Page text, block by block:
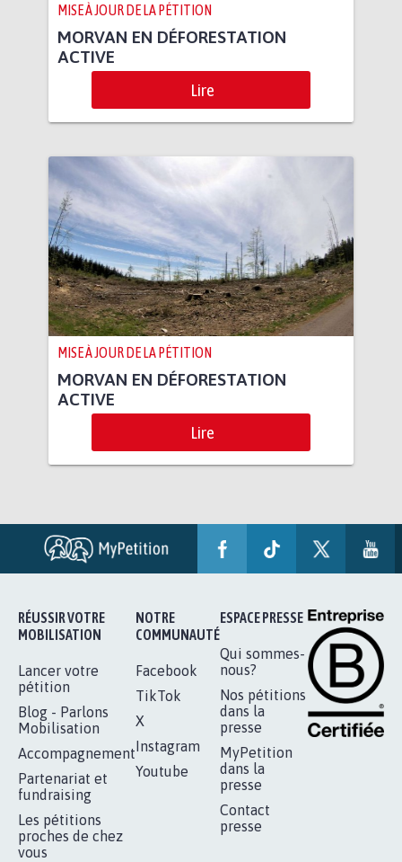
MISE À JOUR DE LA PÉTITION
MORVAN EN DÉFORESTATION
ACTIVE
Lire
MISE À JOUR DE LA PÉTITION
MORVAN EN DÉFORESTATION
ACTIVE
Lire
RÉUSSIR VOTRE
MOBILISATION
Lancer votre
pétition
Blog - Parlons
Mobilisation
Accompagnement
Partenariat et
fundraising
Les pétitions
proches de chez
vous
NOTRE
COMMUNAUTÉ
Facebook
TikTok
X
Instagram
Youtube
ESPACE PRESSE
Qui sommes-
nous?
Nos pétitions
dans la
presse
MyPetition
dans la
presse
Contact
presse